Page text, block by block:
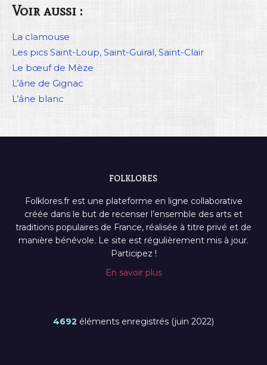
Voir aussi :
La clamouse
Les pics Saint-Loup, Saint-Guiral, Saint-Clair
Le bœuf de Mèze
L’âne de Gignac
L’âne blanc
FOLKLORES
Folklores.fr est une plateforme en ligne collaborative
créée dans le but de recenser l’ensemble des arts et
traditions populaires de France, réalisée à titre privé et de
manière bénévole. Le site est régulièrement mis à jour.
Participez !
En savoir plus
4692 éléments enregistrés (juin 2022)